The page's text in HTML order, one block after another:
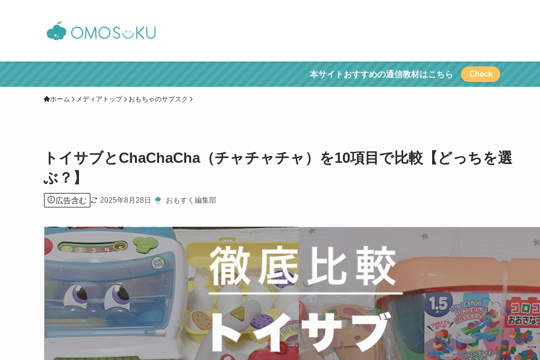
本サイトおすすめの通信教材はこちら Check
ホーム メディアトップ おもちゃのサブスク
トイサブとChaChaCha（チャチャチャ）を10項目で比較【どっちを選
ぶ？】
広告含む 2025年8月28日 おもすく編集部